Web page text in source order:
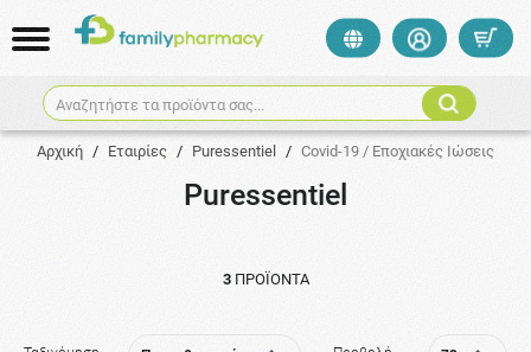
Αναζητήστε τα προϊόντα σας...
Αρχική / Εταιρίες / Puressentiel / Covid-19 / Εποχιακές Ιώσεις
Puressentiel
3ΠΡΟΪΌΝΤΑ